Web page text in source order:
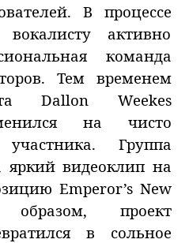
В процессе
активно
команда
Тем временем
Dallon Weekes
на чисто
участника. Группа
яркий видеоклип на
Emperor’s New
проект
в сольное